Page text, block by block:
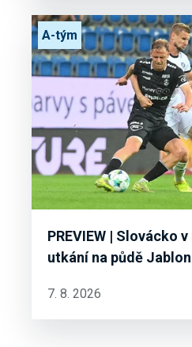
PREVIEW | Slovácko
utkání na půdě
A-tým
7. 8. 2026